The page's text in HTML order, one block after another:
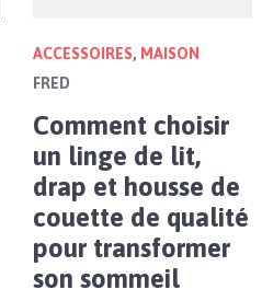
ACCESSOIRES, MAISON
FRED
Comment choisir
un linge de lit,
drap et housse de
couette de qualité
pour transformer
son sommeil